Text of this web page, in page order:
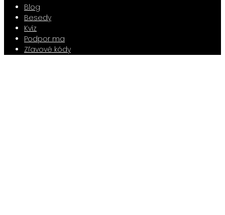
Blog
Besedy
Kvíz
Podpor ma
Zľavové kódy